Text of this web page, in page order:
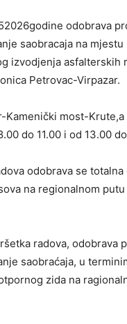
odobrava
saobracaja na
izvodjenja asfalterskih
Petrovac-Virpazar.
most-Krute,a
do 11.00 i od 13.00
odobrava se
na regionalnom
radova, odobrava
saobraćaja, u
zida na